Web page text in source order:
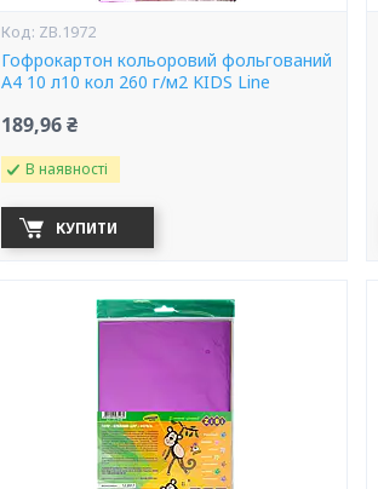
ZB.1972
Гофрокартон кольоровий фольгований
А4 10 л10 кол 260 г/м2 KIDS Line
189,96 ₴
В наявності
КУПИТИ